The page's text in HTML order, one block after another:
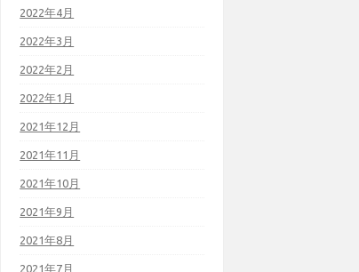
2022年4月
2022年3月
2022年2月
2022年1月
2021年12月
2021年11月
2021年10月
2021年9月
2021年8月
2021年7月